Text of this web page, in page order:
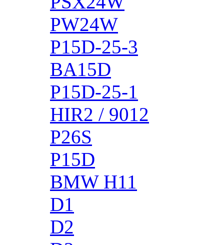
PW24W
P15D-25-3
BA15D
P15D-25-1
HIR2 / 9012
P26S
P15D
BMW H11
D1
D2